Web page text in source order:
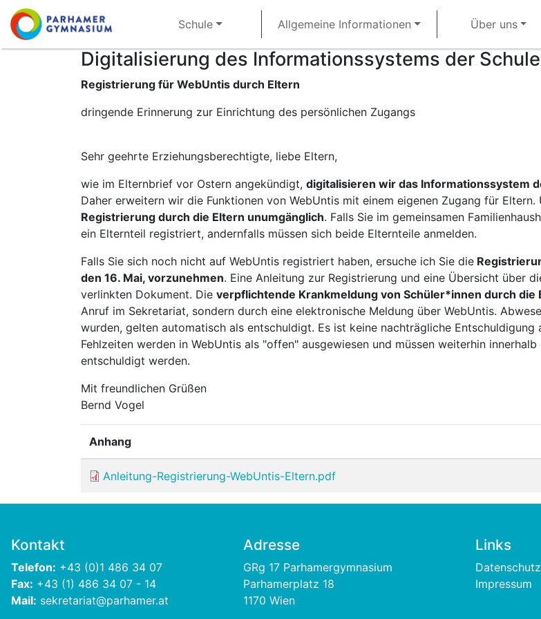
Direkt
zum
Inhalt
navigation
Schule Allgemeine Informationen Über uns
Digitalisierung des Informationssystems der Schule
Registrierung für WebUntis durch Eltern
dringende Erinnerung zur Einrichtung des persönlichen Zugangs
Sehr geehrte Erziehungsberechtigte, liebe Eltern,
wie im Elternbrief vor Ostern angekündigt, digitalisieren wir das Informationssystem
Daher erweitern wir die Funktionen von WebUntis mit einem eigenen Zugang für
Registrierung durch die Eltern unumgänglich. Falls Sie im gemeinsamen
ein Elternteil registriert, andernfalls müssen sich beide Elternteile anmelden.
Falls Sie sich noch nicht auf WebUntis registriert haben, ersuche ich Sie die
den 16. Mai, vorzunehmen. Eine Anleitung zur Registrierung und eine Übersicht über
verlinkten Dokument. Die verpflichtende Krankmeldung von Schüler*innen durch die
Anruf im Sekretariat, sondern durch eine elektronische Meldung über WebUntis.
wurden, gelten automatisch als entschuldigt. Es ist keine nachträgliche
Fehlzeiten werden in WebUntis als "offen" ausgewiesen und müssen weiterhin
entschuldigt werden.
Mit freundlichen Grüßen
Bernd Vogel
Anhang
Anleitung-Registrierung-WebUntis-Eltern.pdf
Kontakt
Telefon: +43 (0)1 486 34 07
Fax: +43 (1) 486 34 07 - 14
Mail: sekretariat@parhamer.at
Adresse
GRg 17 Parhamergymnasium
Parhamerplatz 18
1170 Wien
Links
Footer
Datenschutz
Impressum